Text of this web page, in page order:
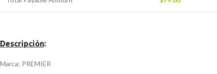
Descripción:
Marca: PREMIER